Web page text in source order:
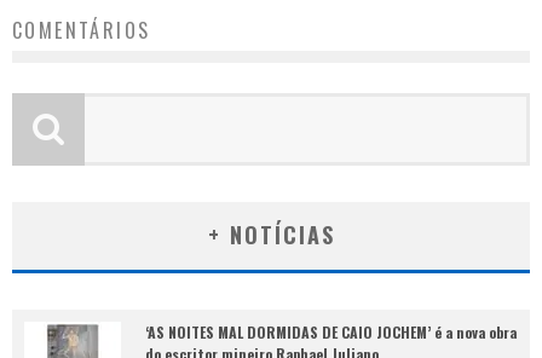
COMENTÁRIOS
+ NOTÍCIAS
‘AS NOITES MAL DORMIDAS DE CAIO JOCHEM’ é a nova obra
do escritor mineiro Raphael Juliano